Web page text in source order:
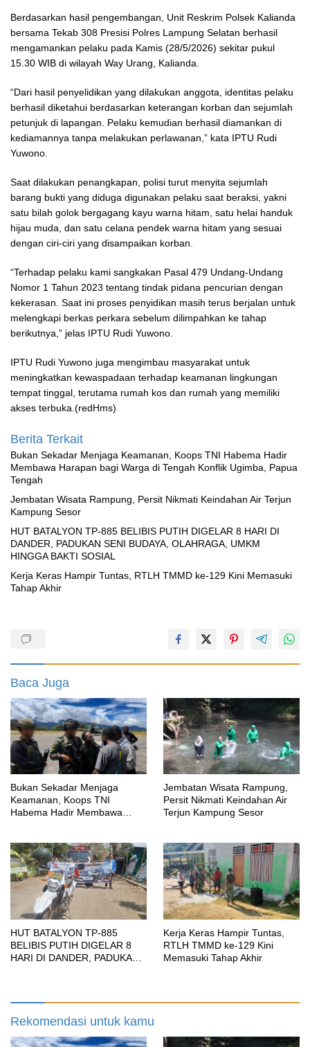
Berdasarkan hasil pengembangan, Unit Reskrim Polsek Kalianda
bersama Tekab 308 Presisi Polres Lampung Selatan berhasil
mengamankan pelaku pada Kamis (28/5/2026) sekitar pukul
15.30 WIB di wilayah Way Urang, Kalianda.
“Dari hasil penyelidikan yang dilakukan anggota, identitas pelaku
berhasil diketahui berdasarkan keterangan korban dan sejumlah
petunjuk di lapangan. Pelaku kemudian berhasil diamankan di
kediamannya tanpa melakukan perlawanan,” kata IPTU Rudi
Yuwono.
Saat dilakukan penangkapan, polisi turut menyita sejumlah
barang bukti yang diduga digunakan pelaku saat beraksi, yakni
satu bilah golok bergagang kayu warna hitam, satu helai handuk
hijau muda, dan satu celana pendek warna hitam yang sesuai
dengan ciri-ciri yang disampaikan korban.
“Terhadap pelaku kami sangkakan Pasal 479 Undang-Undang
Nomor 1 Tahun 2023 tentang tindak pidana pencurian dengan
kekerasan. Saat ini proses penyidikan masih terus berjalan untuk
melengkapi berkas perkara sebelum dilimpahkan ke tahap
berikutnya,” jelas IPTU Rudi Yuwono.
IPTU Rudi Yuwono juga mengimbau masyarakat untuk
meningkatkan kewaspadaan terhadap keamanan lingkungan
tempat tinggal, terutama rumah kos dan rumah yang memiliki
akses terbuka.(redHms)
Berita Terkait
Bukan Sekadar Menjaga Keamanan, Koops TNI Habema Hadir
Membawa Harapan bagi Warga di Tengah Konflik Ugimba, Papua
Tengah
Jembatan Wisata Rampung, Persit Nikmati Keindahan Air Terjun
Kampung Sesor
HUT BATALYON TP-885 BELIBIS PUTIH DIGELAR 8 HARI DI
DANDER, PADUKAN SENI BUDAYA, OLAHRAGA, UMKM
HINGGA BAKTI SOSIAL
Kerja Keras Hampir Tuntas, RTLH TMMD ke-129 Kini Memasuki
Tahap Akhir
Baca Juga
Bukan Sekadar Menjaga
Keamanan, Koops TNI
Habema Hadir Membawa
Jembatan Wisata Rampung,
Persit Nikmati Keindahan Air
Terjun Kampung Sesor
HUT BATALYON TP-885
BELIBIS PUTIH DIGELAR 8
HARI DI DANDER, PADUKAN
Kerja Keras Hampir Tuntas,
RTLH TMMD ke-129 Kini
Memasuki Tahap Akhir
Rekomendasi untuk kamu